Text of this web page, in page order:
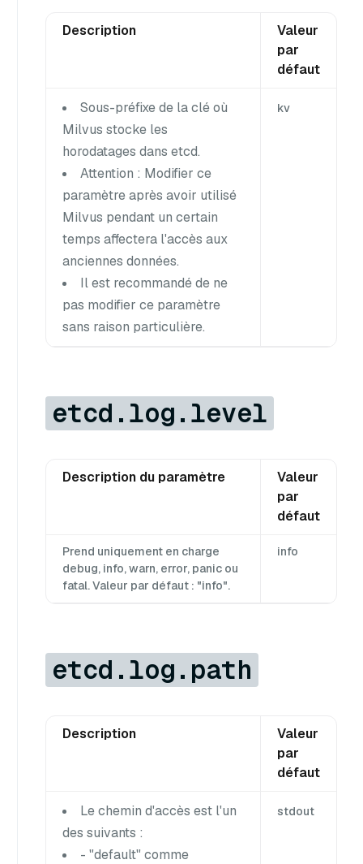
Description
Valeur
par
défaut
Sous-préfixe de la clé où
Milvus stocke les
horodatages dans etcd.
Attention : Modifier ce
paramètre après avoir utilisé
Milvus pendant un certain
temps affectera l'accès aux
anciennes données.
Il est recommandé de ne
pas modifier ce paramètre
sans raison particulière.
kv
etcd.log.level
Description du paramètre
Valeur
par
défaut
Prend uniquement en charge
debug, info, warn, error, panic ou
fatal. Valeur par défaut : "info".
info
etcd.log.path
Description
Valeur
par
défaut
Le chemin d'accès est l'un
des suivants :
- "default" comme
stdout